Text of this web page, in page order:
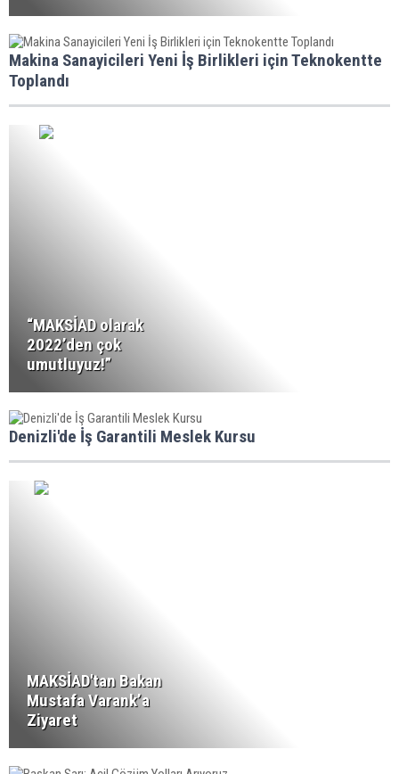
Makina Sanayicileri Yeni İş Birlikleri için Teknokentte
Toplandı
“MAKSİAD olarak
2022’den çok
umutluyuz!”
Denizli'de İş Garantili Meslek Kursu
MAKSİAD'tan Bakan
Mustafa Varank’a
Ziyaret